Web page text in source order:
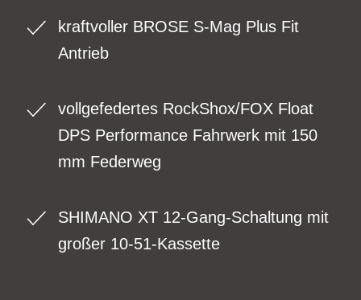
kraftvoller BROSE S-Mag Plus Fit
Antrieb
vollgefedertes RockShox/FOX Float
DPS Performance Fahrwerk mit 150
mm Federweg
SHIMANO XT 12-Gang-Schaltung mit
großer 10-51-Kassette